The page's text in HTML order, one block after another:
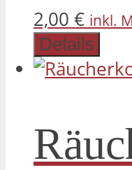
2,00 € inkl.
Details